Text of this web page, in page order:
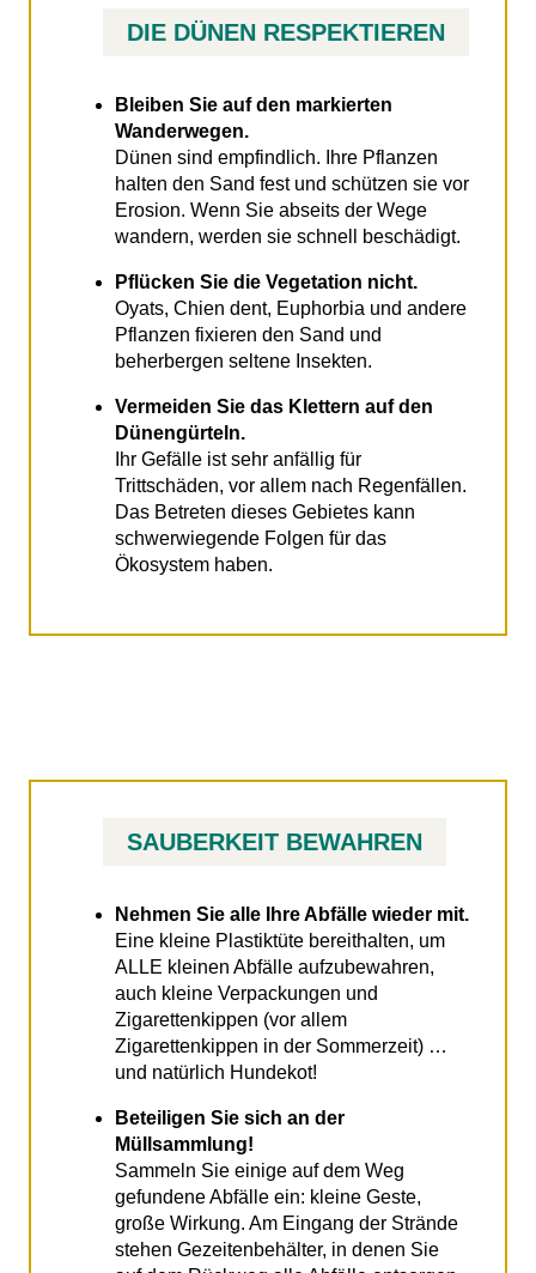
DIE DÜNEN RESPEKTIEREN
Bleiben Sie auf den markierten
Wanderwegen.
Dünen sind empfindlich. Ihre Pflanzen
halten den Sand fest und schützen sie vor
Erosion. Wenn Sie abseits der Wege
wandern, werden sie schnell beschädigt.
Pflücken Sie die Vegetation nicht.
Oyats, Chien dent, Euphorbia und andere
Pflanzen fixieren den Sand und
beherbergen seltene Insekten.
Vermeiden Sie das Klettern auf den
Dünengürteln.
Ihr Gefälle ist sehr anfällig für
Trittschäden, vor allem nach Regenfällen.
Das Betreten dieses Gebietes kann
schwerwiegende Folgen für das
Ökosystem haben.
SAUBERKEIT BEWAHREN
Nehmen Sie alle Ihre Abfälle wieder mit.
Eine kleine Plastiktüte bereithalten, um
ALLE kleinen Abfälle aufzubewahren,
auch kleine Verpackungen und
Zigarettenkippen (vor allem
Zigarettenkippen in der Sommerzeit) …
und natürlich Hundekot!
Beteiligen Sie sich an der
Müllsammlung!
Sammeln Sie einige auf dem Weg
gefundene Abfälle ein: kleine Geste,
große Wirkung. Am Eingang der Strände
stehen Gezeitenbehälter, in denen Sie